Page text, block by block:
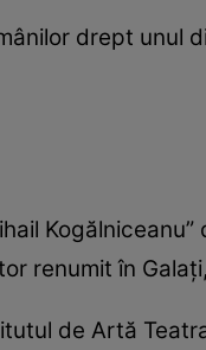
drept unul
renumit în
de Artă